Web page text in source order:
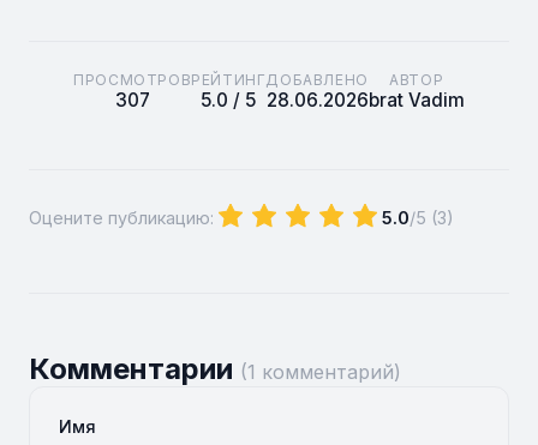
ПРОСМОТРОВ
307
РЕЙТИНГ
5.0 / 5
ДОБАВЛЕНО
28.06.2026
АВТОР
brat Vadim
Оцените публикацию: 5.0/5 (3)
Комментарии (1 комментарий)
Имя